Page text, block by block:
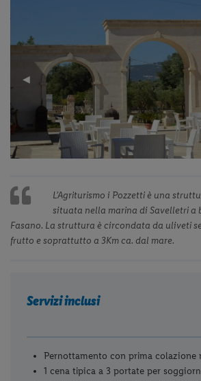
Previous
Slide
◀︎
L’Agriturismo i Pozzetti è una
situata nella marina di Savelletri a
Fasano. La struttura è circondata da uliveti
frutto e soprattutto a 3Km ca. dal mare.
Servizi inclusi
Pernottamento con prima colazione
1 cena tipica a 3 portate per